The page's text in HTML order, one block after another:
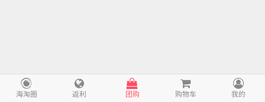
海淘圈 返利 团购 购物车 我的